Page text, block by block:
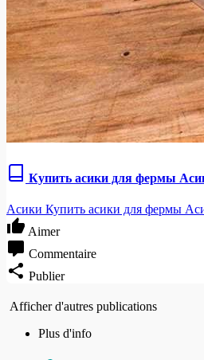
Купить асики для фермы
Асики Купить асики для фермы
Aimer
Commentaire
Publier
Afficher d'autres publications
Plus d'info